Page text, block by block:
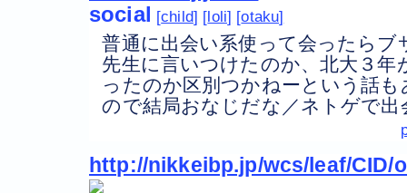
social child loli otaku
普通に出会い系使って会ったら
先生に言いつけたのか、北大３
ったのか区別つかねーという話
ので結局おなじだな／ネトゲで出
http://nikkeibp.jp/wcs/leaf/CID/